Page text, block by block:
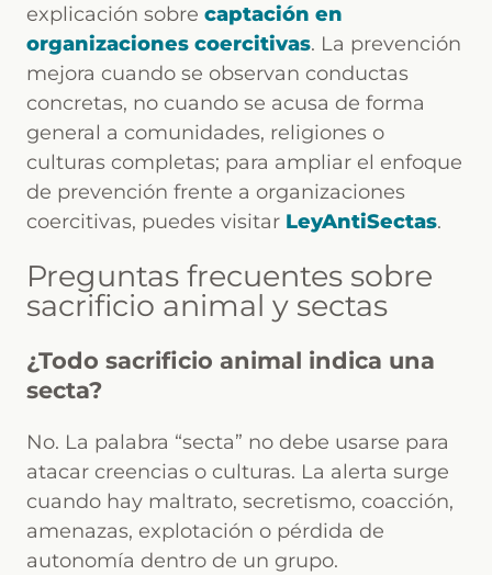
explicación sobre captación en
organizaciones coercitivas. La prevención
mejora cuando se observan conductas
concretas, no cuando se acusa de forma
general a comunidades, religiones o
culturas completas; para ampliar el enfoque
de prevención frente a organizaciones
coercitivas, puedes visitar LeyAntiSectas.
Preguntas frecuentes sobre
sacrificio animal y sectas
¿Todo sacrificio animal indica una
secta?
No. La palabra “secta” no debe usarse para
atacar creencias o culturas. La alerta surge
cuando hay maltrato, secretismo, coacción,
amenazas, explotación o pérdida de
autonomía dentro de un grupo.